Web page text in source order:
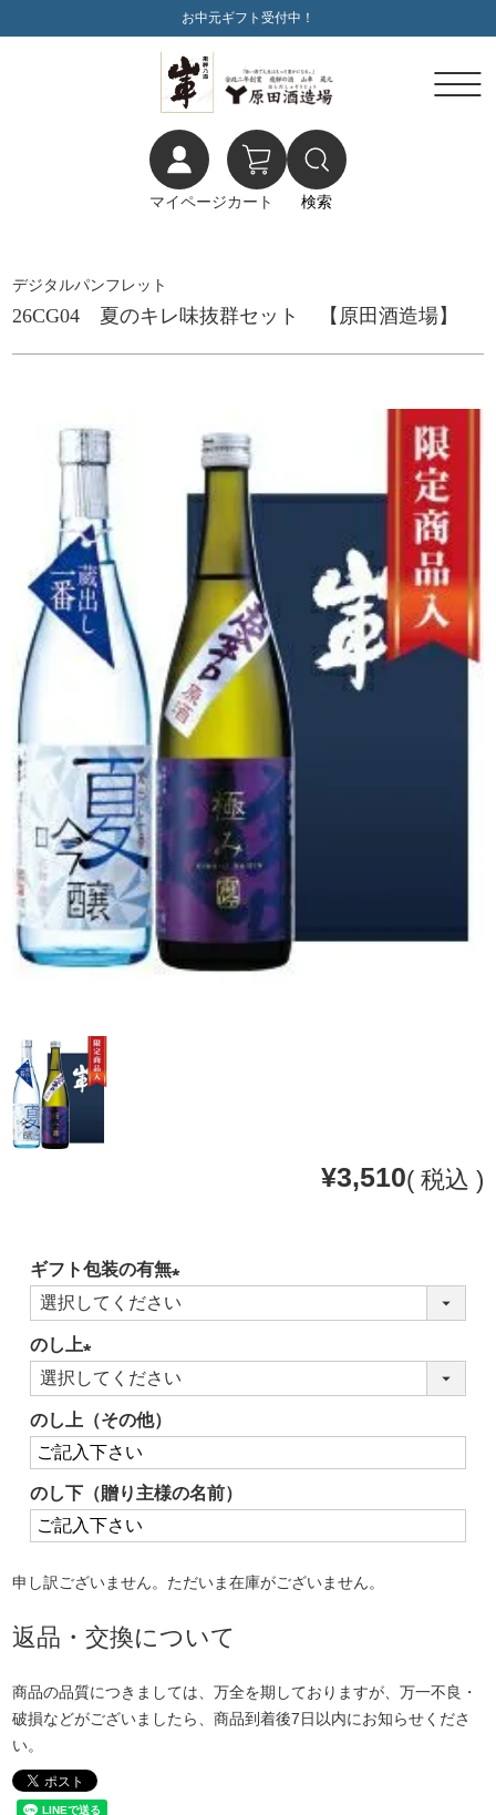
お中元ギフト受付中！
マイページカート 検索
デジタルパンフレット
26CG04 夏のキレ味抜群セット 【原田酒造場】
¥3,510 税込
ギフト包装の有無
(必
のし上
(必
須)
のし上（その他）
のし下（贈り主様の名前）
申し訳ございません。ただいま在庫がございません。
返品・交換について
商品の品質につきましては、万全を期しておりますが、万一不良・
破損などがございましたら、商品到着後7日以内にお知らせくださ
い。